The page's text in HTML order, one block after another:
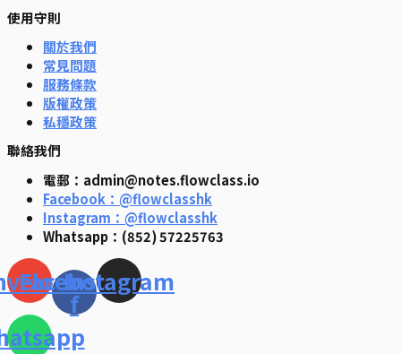
使用守則
關於我們
常見問題
服務條款
版權政策
私穩政策
聯絡我們
電郵：admin@notes.flowclass.io
Facebook：@flowclasshk
Instagram：@flowclasshk
Whatsapp：(852) 57225763
Facebook-
f
Instagram